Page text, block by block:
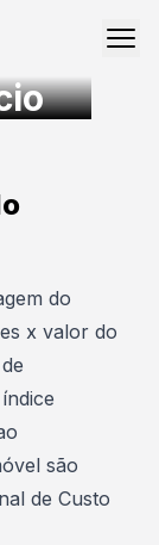
do
x valor do
são
de Custo